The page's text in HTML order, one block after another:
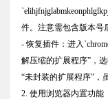
件。注意需包含版本号
- 恢复插件：进入
解压缩的扩展程序”，
“未封装的扩展程序”，
2. 使用浏览器内置功能